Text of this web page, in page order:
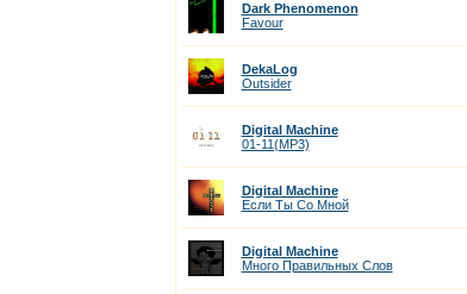
Dark Phenomenon
Favour
DekaLog
Outsider
Digital Machine
01-11(MP3)
Digital Machine
Если Ты Со Мной
Digital Machine
Много Правильных Слов